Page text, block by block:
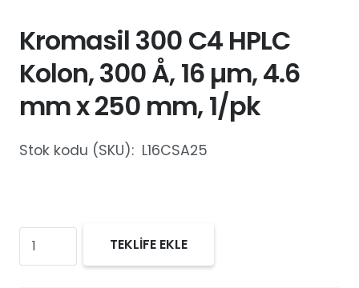
Kromasil 300 C4 HPLC
Kolon, 300 Å, 16 µm, 4.6
mm x 250 mm, 1/pk
Stok kodu (SKU): L16CSA25
Kromasil
300
TEKLİFE EKLE